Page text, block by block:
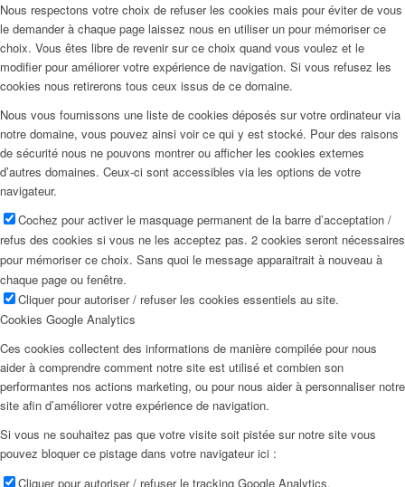
Nous respectons votre choix de refuser les cookies mais pour éviter de vous
le demander à chaque page laissez nous en utiliser un pour mémoriser ce
choix. Vous êtes libre de revenir sur ce choix quand vous voulez et le
modifier pour améliorer votre expérience de navigation. Si vous refusez les
cookies nous retirerons tous ceux issus de ce domaine.
Nous vous fournissons une liste de cookies déposés sur votre ordinateur via
notre domaine, vous pouvez ainsi voir ce qui y est stocké. Pour des raisons
de sécurité nous ne pouvons montrer ou afficher les cookies externes
d’autres domaines. Ceux-ci sont accessibles via les options de votre
navigateur.
Cochez pour activer le masquage permanent de la barre d’acceptation /
refus des cookies si vous ne les acceptez pas. 2 cookies seront nécessaires
pour mémoriser ce choix. Sans quoi le message apparaitrait à nouveau à
chaque page ou fenêtre.
Cliquer pour autoriser / refuser les cookies essentiels au site.
Cookies Google Analytics
Ces cookies collectent des informations de manière compilée pour nous
aider à comprendre comment notre site est utilisé et combien son
performantes nos actions marketing, ou pour nous aider à personnaliser notre
site afin d’améliorer votre expérience de navigation.
Si vous ne souhaitez pas que votre visite soit pistée sur notre site vous
pouvez bloquer ce pistage dans votre navigateur ici :
Cliquer pour autoriser / refuser le tracking Google Analytics.